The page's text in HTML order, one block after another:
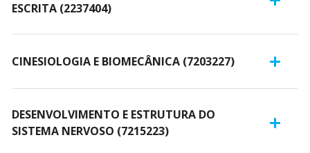
ESCRITA (2237404)
CINESIOLOGIA E BIOMECÂNICA (7203227)
DESENVOLVIMENTO E ESTRUTURA DO
SISTEMA NERVOSO (7215223)